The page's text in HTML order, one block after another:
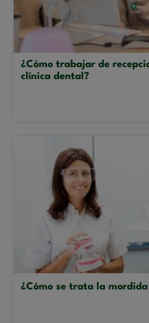
¿Cómo trabajar de
clínica dental?
¿Cómo se trata la